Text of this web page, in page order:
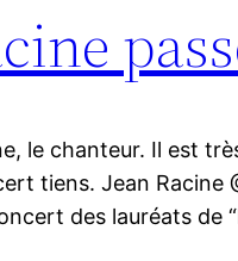
le chanteur. Il est
tiens. Jean Racine
des lauréats de